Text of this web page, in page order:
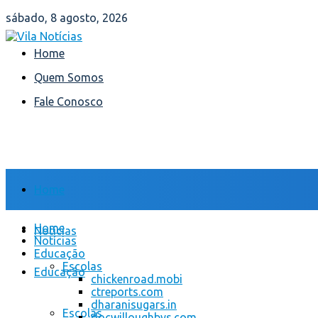
sábado, 8 agosto, 2026
Home
Quem Somos
Fale Conosco
Home
Notícias
Educação
Escolas
Home
Notícias
Educação
Escolas
chickenroad.mobi
ctreports.com
dharanisugars.in